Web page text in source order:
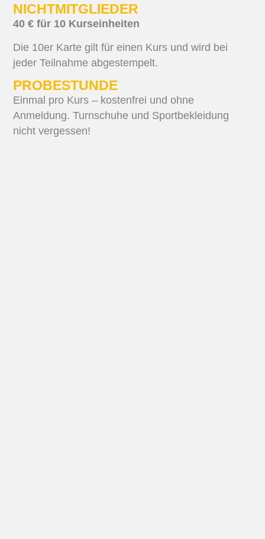
NICHTMITGLIEDER
40 € für 10 Kurseinheiten
Die 10er Karte gilt für einen Kurs und wird bei
jeder Teilnahme abgestempelt.
PROBESTUNDE
Einmal pro Kurs – kostenfrei und ohne
Anmeldung. Turnschuhe und Sportbekleidung
nicht vergessen!